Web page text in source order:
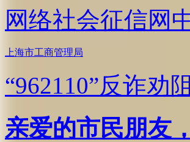
网络社会征信网
上海市工商管理局
“962110”反诈劝
亲爱的市民朋友